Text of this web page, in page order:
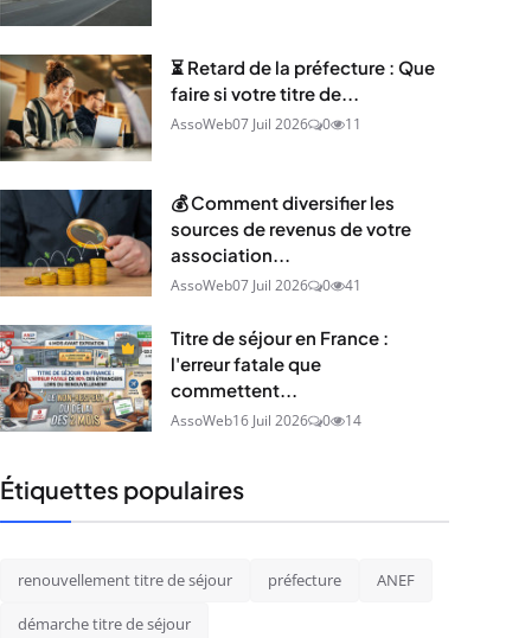
⏳ Retard de la préfecture : Que
faire si votre titre de...
AssoWeb07 Juil 2026 0 11
💰 Comment diversifier les
sources de revenus de votre
association...
AssoWeb07 Juil 2026 0 41
Titre de séjour en France :
l'erreur fatale que
commettent...
AssoWeb16 Juil 2026 0 14
Étiquettes populaires
renouvellement titre de séjour préfecture ANEF
démarche titre de séjour